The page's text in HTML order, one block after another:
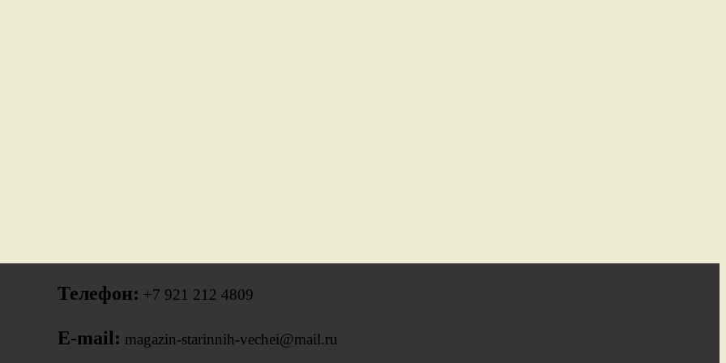
Телефон: +7 921 212 4809
E-mail: magazin-starinnih-vechei@mail.ru